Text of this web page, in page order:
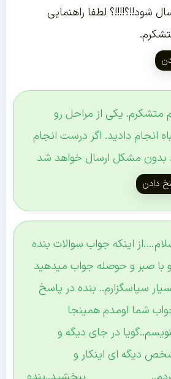
شود!!؟!!!!؟ لطفا راهنمایی
متشکرم. یکی از مراحل رو
انجام دادید. اگر درست انجام
بدون مشکل ارسال خواهد شد
دادن
اینکه جواب سوالات بنده
با صبر و حوصله جواب میدهید
سپاسگزارم.. بنده در پاسخ
شما اومدم همینجا
در جای دیگه و
دیگه ای اینکار و